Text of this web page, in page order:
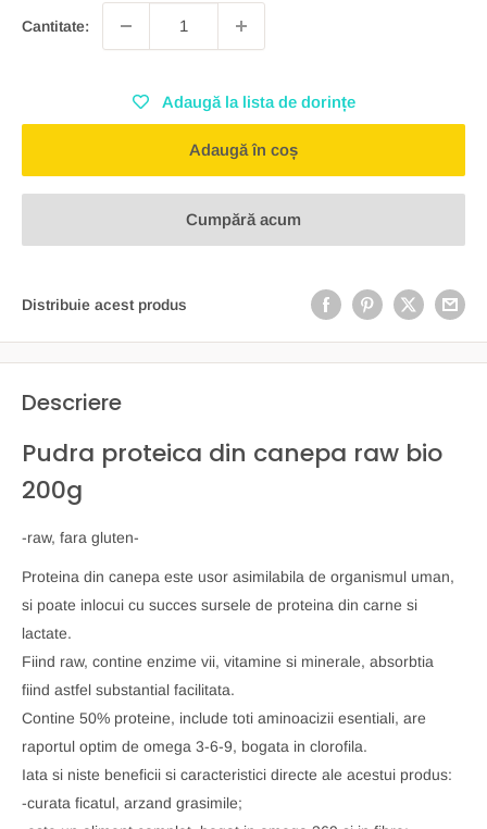
Cantitate:
Adaugă la lista de dorințe
Adaugă în coș
Cumpără acum
Distribuie acest produs
Descriere
Pudra proteica din canepa raw bio
200g
-raw, fara gluten-
Proteina din canepa este usor asimilabila de organismul uman,
si poate inlocui cu succes sursele de proteina din carne si
lactate.
Fiind raw, contine enzime vii, vitamine si minerale, absorbtia
fiind astfel substantial facilitata.
Contine 50% proteine, include toti aminoacizii esentiali, are
raportul optim de omega 3-6-9, bogata in clorofila.
Iata si niste beneficii si caracteristici directe ale acestui produs:
-curata ficatul, arzand grasimile;